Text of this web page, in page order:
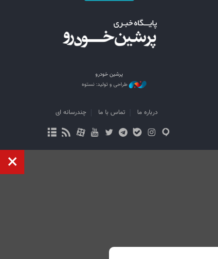
پرشین خودرو
طراحی و تولید: نستوه
درباره ما تماس با ما چندرسانه ای